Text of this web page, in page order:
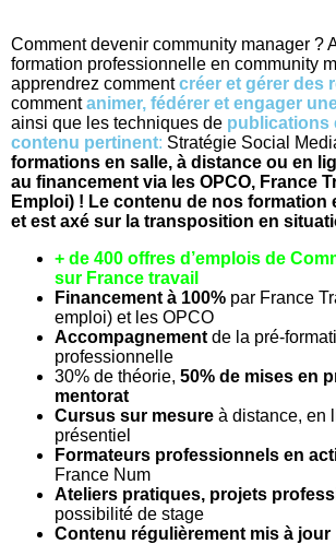
Comment devenir community manager ?
formation professionnelle en community
apprendrez commentcréer et gérer des
commentanimer, fédérer et engager
ainsi que les techniques de publications
contenu pertinent: Stratégie Social
formations en salle, à distance ou en
au financement via les OPCO, France
Emploi) ! Le contenu de nos formation
et est axé sur la transposition en
+ de 400 offres d’emplois de
sur France travail
Financement à 100% par France
emploi) et les OPCO
Accompagnement de la pré-
professionnelle
30% de théorie, 50% de mises en
mentorat
Cursus sur mesure à distance, en
présentiel
Formateurs professionnels en
France Num
Ateliers pratiques, projets
possibilité de stage
Contenu régulièrement mis à jour